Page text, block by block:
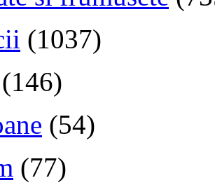
(1037)
(146)
(54)
(77)